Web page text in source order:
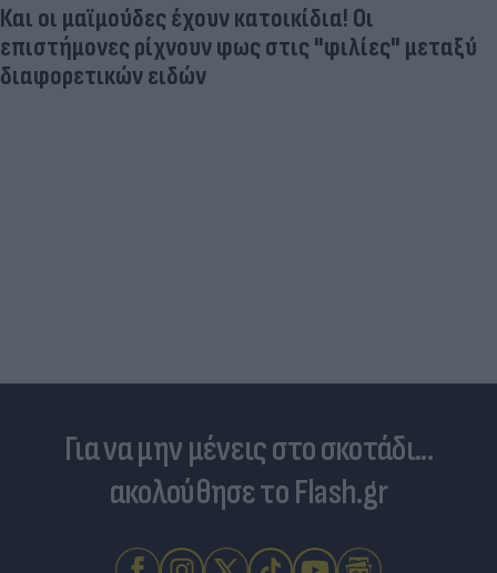
Και οι μαϊμούδες έχουν κατοικίδια! Οι
επιστήμονες ρίχνουν φως στις "φιλίες" μεταξύ
διαφορετικών ειδών
Για να μην μένεις στο σκοτάδι...
ακολούθησε το Flash.gr